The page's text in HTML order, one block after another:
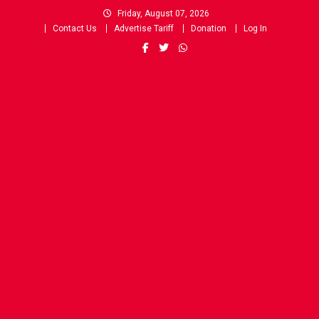
Friday, August 07, 2026
Contact Us
Advertise Tariff Donation Log In